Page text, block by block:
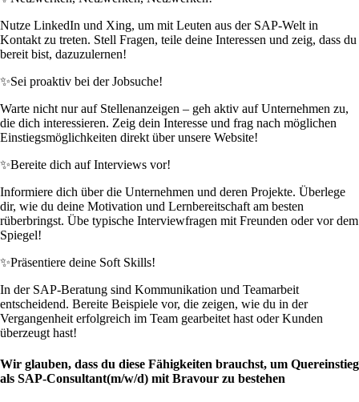
Nutze LinkedIn und Xing, um mit Leuten aus der SAP-Welt in
Kontakt zu treten. Stell Fragen, teile deine Interessen und zeig, dass du
bereit bist, dazuzulernen!
✨Sei proaktiv bei der Jobsuche!
Warte nicht nur auf Stellenanzeigen – geh aktiv auf Unternehmen zu,
die dich interessieren. Zeig dein Interesse und frag nach möglichen
Einstiegsmöglichkeiten direkt über unsere Website!
✨Bereite dich auf Interviews vor!
Informiere dich über die Unternehmen und deren Projekte. Überlege
dir, wie du deine Motivation und Lernbereitschaft am besten
rüberbringst. Übe typische Interviewfragen mit Freunden oder vor dem
Spiegel!
✨Präsentiere deine Soft Skills!
In der SAP-Beratung sind Kommunikation und Teamarbeit
entscheidend. Bereite Beispiele vor, die zeigen, wie du in der
Vergangenheit erfolgreich im Team gearbeitet hast oder Kunden
überzeugt hast!
Wir glauben, dass du diese Fähigkeiten brauchst, um Quereinstieg
als SAP-Consultant(m/w/d) mit Bravour zu bestehen